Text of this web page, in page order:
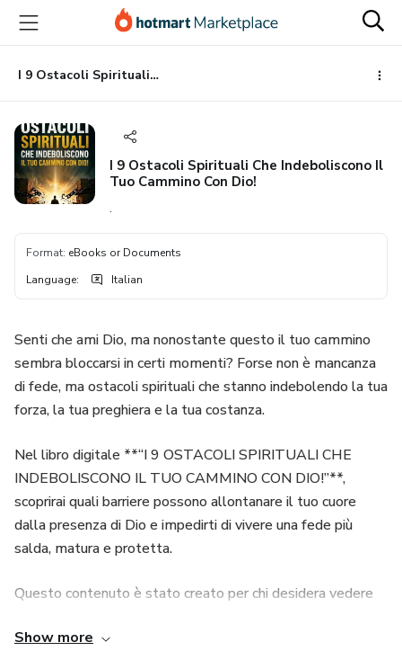
main
content
I 9 Ostacoli Spirituali Che Indeboliscono Il Tuo Cammino Con Dio!
I 9 Ostacoli Spirituali Che Indeboliscono Il
Tuo Cammino Con Dio!
.
Format: eBooks or Documents
Language: Italian
Senti che ami Dio, ma nonostante questo il tuo cammino
sembra bloccarsi in certi momenti? Forse non è mancanza
di fede, ma ostacoli spirituali che stanno indebolendo la tua
forza, la tua preghiera e la tua costanza.
Nel libro digitale **“I 9 OSTACOLI SPIRITUALI CHE
INDEBOLISCONO IL TUO CAMMINO CON DIO!”**,
scoprirai quali barriere possono allontanare il tuo cuore
dalla presenza di Dio e impedirti di vivere una fede più
salda, matura e protetta.
Questo contenuto è stato creato per chi desidera vedere
distrazioni, paura, colpa, stanchezza, dubbi, orgoglio,
Show more